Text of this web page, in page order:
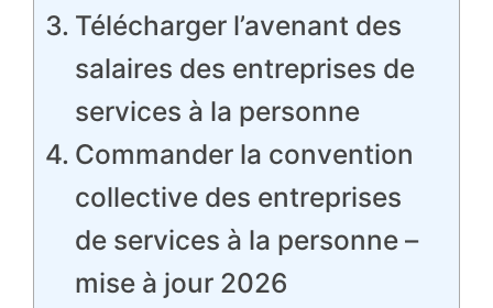
Télécharger l’avenant des
salaires des entreprises de
services à la personne
Commander la convention
collective des entreprises
de services à la personne –
mise à jour 2026